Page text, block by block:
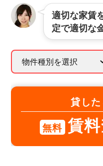
適切な家賃
定で適切な
貸し
無料 賃